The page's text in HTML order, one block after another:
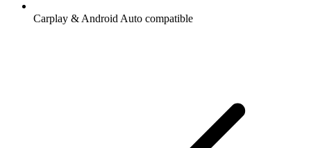
Carplay & Android Auto compatible